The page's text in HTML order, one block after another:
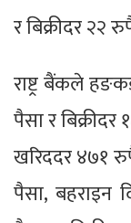
र बिक्रीदर २२
राष्ट्र बैंकले
पैसा र
खरिददर ४७१
पैसा, बहराइन